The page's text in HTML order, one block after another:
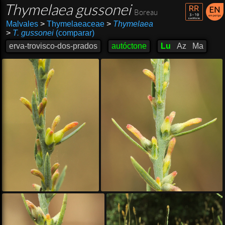
Thymelaea gussonei Boreau
Malvales >Thymelaeaceae > Thymelaea
> T. gussonei(comparar)
erva-trovisco-dos-prados
autóctone Lu Az Ma